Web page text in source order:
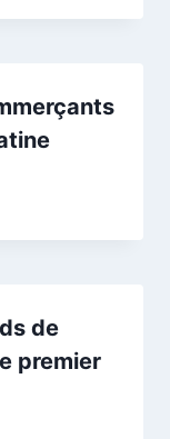
de
premier